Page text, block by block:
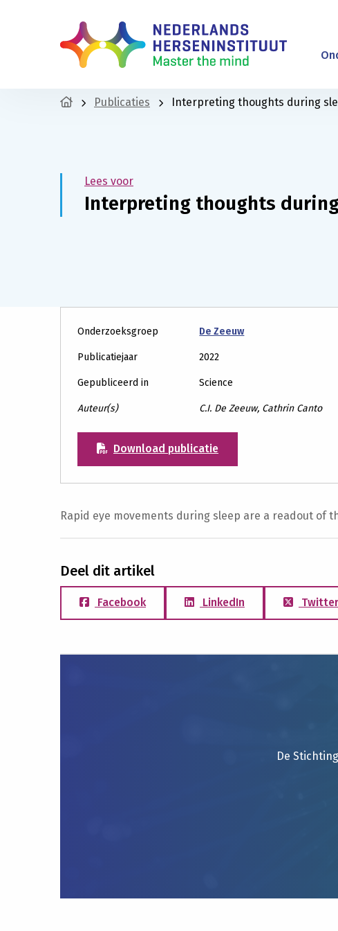
Publicaties Interpreting thoughts during
Lees voor
Interpreting thoughts
Onderzoeksgroep De Zeeuw
Publicatiejaar 2022
Gepubliceerd in Science
Auteur(s) C.I. De Zeeuw, Cathrin Canto
Download publicatie
Rapid eye movements during sleep are a readout of
Deel dit artikel
Facebook LinkedIn Twitter
De